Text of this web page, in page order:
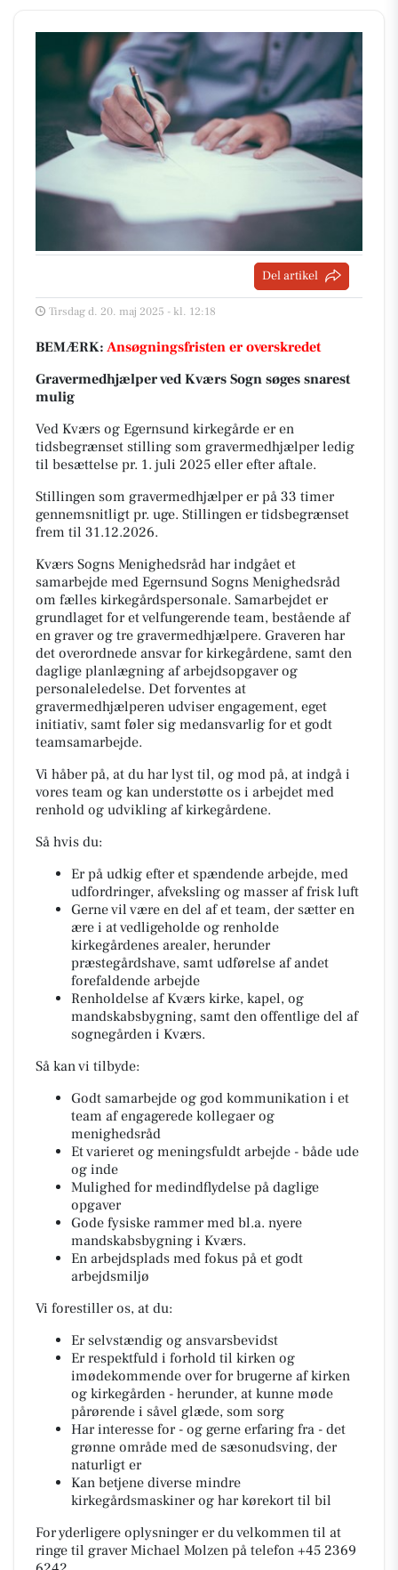
Del artikel
Tirsdag d. 20. maj 2025 - kl. 12:18
BEMÆRK: Ansøgningsfristen er overskredet
Gravermedhjælper ved Kværs Sogn søges snarest
mulig
Ved Kværs og Egernsund kirkegårde er en
tidsbegrænset stilling som gravermedhjælper ledig
til besættelse pr. 1. juli 2025 eller efter aftale.
Stillingen som gravermedhjælper er på 33 timer
gennemsnitligt pr. uge. Stillingen er tidsbegrænset
frem til 31.12.2026.
Kværs Sogns Menighedsråd har indgået et
samarbejde med Egernsund Sogns Menighedsråd
om fælles kirkegårdspersonale. Samarbejdet er
grundlaget for et velfungerende team, bestående af
en graver og tre gravermedhjælpere. Graveren har
det overordnede ansvar for kirkegårdene, samt den
daglige planlægning af arbejdsopgaver og
personaleledelse. Det forventes at
gravermedhjælperen udviser engagement, eget
initiativ, samt føler sig medansvarlig for et godt
teamsamarbejde.
Vi håber på, at du har lyst til, og mod på, at indgå i
vores team og kan understøtte os i arbejdet med
renhold og udvikling af kirkegårdene.
Så hvis du:
Er på udkig efter et spændende arbejde, med
udfordringer, afveksling og masser af frisk luft
Gerne vil være en del af et team, der sætter en
ære i at vedligeholde og renholde
kirkegårdenes arealer, herunder
præstegårdshave, samt udførelse af andet
forefaldende arbejde
Renholdelse af Kværs kirke, kapel, og
mandskabsbygning, samt den offentlige del af
sognegården i Kværs.
Så kan vi tilbyde:
Godt samarbejde og god kommunikation i et
team af engagerede kollegaer og
menighedsråd
Et varieret og meningsfuldt arbejde - både ude
og inde
Mulighed for medindflydelse på daglige
opgaver
Gode fysiske rammer med bl.a. nyere
mandskabsbygning i Kværs.
En arbejdsplads med fokus på et godt
arbejdsmiljø
Vi forestiller os, at du:
Er selvstændig og ansvarsbevidst
Er respektfuld i forhold til kirken og
imødekommende over for brugerne af kirken
og kirkegården - herunder, at kunne møde
pårørende i såvel glæde, som sorg
Har interesse for - og gerne erfaring fra - det
grønne område med de sæsonudsving, der
naturligt er
Kan betjene diverse mindre
kirkegårdsmaskiner og har kørekort til bil
For yderligere oplysninger er du velkommen til at
ringe til graver Michael Molzen på telefon +45 2369